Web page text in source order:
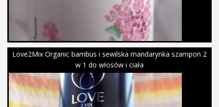
Love2Mix Organic bambus i sewilska mandarynka szampon 2
w 1 do włosów i ciała